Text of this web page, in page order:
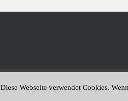
Diese Webseite verwendet Cookies.